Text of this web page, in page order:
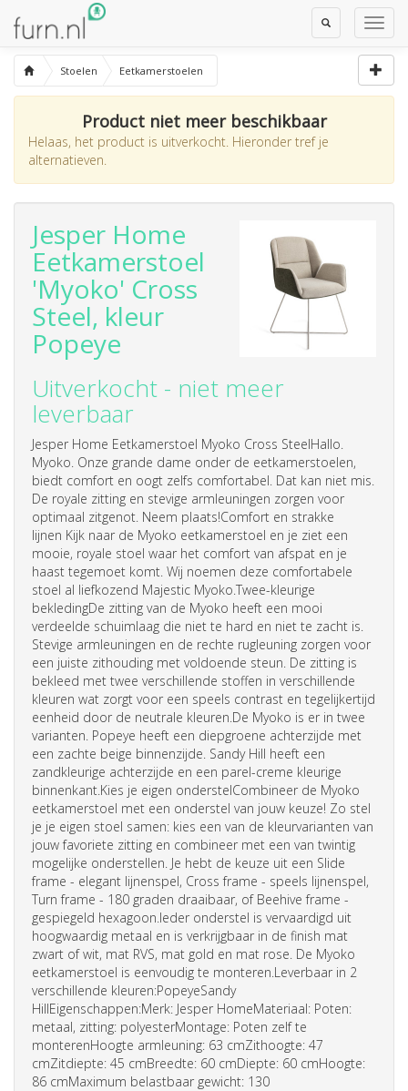
Toggle
Search
Stoelen Eetkamerstoelen
Product niet meer beschikbaar
Helaas, het product is uitverkocht. Hieronder tref je
alternatieven.
Jesper Home
Eetkamerstoel
'Myoko' Cross
Steel, kleur
Popeye
Uitverkocht - niet meer
leverbaar
Jesper Home Eetkamerstoel Myoko Cross SteelHallo.
Myoko. Onze grande dame onder de eetkamerstoelen,
biedt comfort en oogt zelfs comfortabel. Dat kan niet mis.
De royale zitting en stevige armleuningen zorgen voor
optimaal zitgenot. Neem plaats!Comfort en strakke
lijnen Kijk naar de Myoko eetkamerstoel en je ziet een
mooie, royale stoel waar het comfort van afspat en je
haast tegemoet komt. Wij noemen deze comfortabele
stoel al liefkozend Majestic Myoko.Twee-kleurige
bekledingDe zitting van de Myoko heeft een mooi
verdeelde schuimlaag die niet te hard en niet te zacht is.
Stevige armleuningen en de rechte rugleuning zorgen voor
een juiste zithouding met voldoende steun. De zitting is
bekleed met twee verschillende stoffen in verschillende
kleuren wat zorgt voor een speels contrast en tegelijkertijd
eenheid door de neutrale kleuren.De Myoko is er in twee
varianten. Popeye heeft een diepgroene achterzijde met
een zachte beige binnenzijde. Sandy Hill heeft een
zandkleurige achterzijde en een parel-creme kleurige
binnenkant.Kies je eigen onderstelCombineer de Myoko
eetkamerstoel met een onderstel van jouw keuze! Zo stel
je je eigen stoel samen: kies een van de kleurvarianten van
jouw favoriete zitting en combineer met een van twintig
mogelijke onderstellen. Je hebt de keuze uit een Slide
frame - elegant lijnenspel, Cross frame - speels lijnenspel,
Turn frame - 180 graden draaibaar, of Beehive frame -
gespiegeld hexagoon.Ieder onderstel is vervaardigd uit
hoogwaardig metaal en is verkrijgbaar in de finish mat
zwart of wit, mat RVS, mat gold en mat rose. De Myoko
eetkamerstoel is eenvoudig te monteren.Leverbaar in 2
verschillende kleuren:PopeyeSandy
HillEigenschappen:Merk: Jesper HomeMateriaal: Poten:
metaal, zitting: polyesterMontage: Poten zelf te
monterenHoogte armleuning: 63 cmZithoogte: 47
cmZitdiepte: 45 cmBreedte: 60 cmDiepte: 60 cmHoogte:
86 cmMaximum belastbaar gewicht: 130